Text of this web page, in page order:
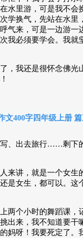
水里游，可是我不会
学换气，先站在水里
气来，可是一边游一
我必须要学会。我就
我还是很怀念佛光
文400字四年级上册
出去旅行……剩下
讲，就是一个女生
是女生，都可以。这
个小时的舞蹈课，
出来，我不知道要干
妈呀！我要死定了。